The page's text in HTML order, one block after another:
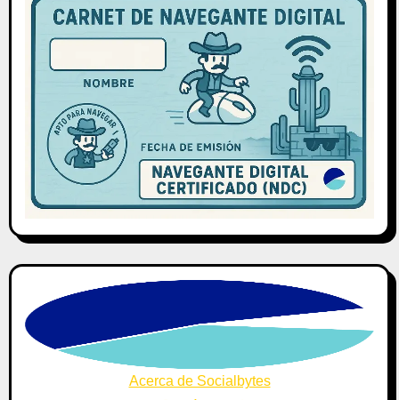
Acerca de Socialbytes